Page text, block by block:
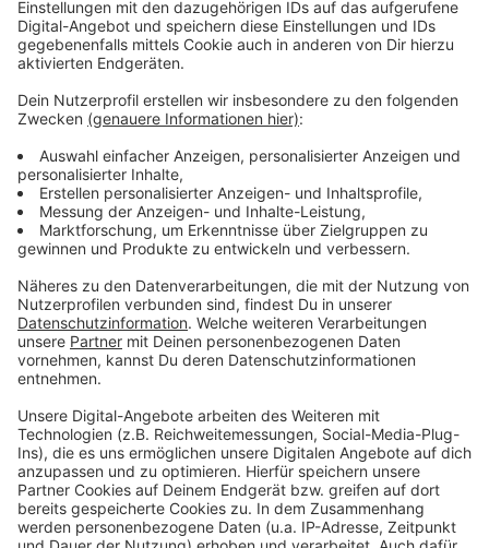
Wir benötigen Ihre
Zustimmung, um den YouTube
Video-Service zu laden!
Wir verwenden einen Service eines
Drittanbieters, um Videoinhalte
einzubetten. Dieser Service kann
Daten zu Ihren Aktivitäten
sammeln. Bitte lesen Sie die
Details durch und stimmen Sie der
Nutzung des Service zu, um dieses
Video anzusehen.
Mehr Informationen
powered byUsercentrics Consent
Management Platform
Nicky Youre, dazy - Sunroof (Official Music Video)
Anzeige